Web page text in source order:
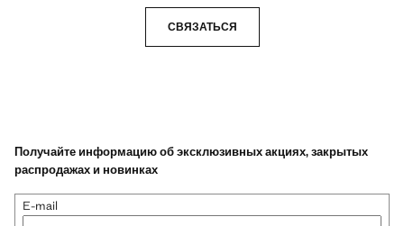
СВЯЗАТЬСЯ
Получайте информацию об эксклюзивных акциях, закрытых
распродажах и новинках
E-mail